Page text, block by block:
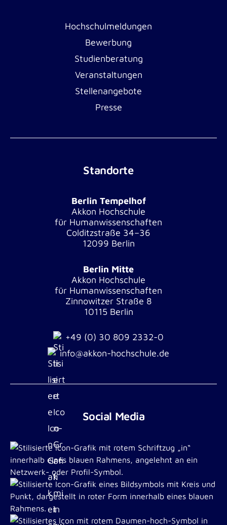
Hochschulmeldungen
Bewerbung
Studienberatung
Veranstaltungen
Stellenangebote
Presse
Standorte
Berlin Tempelhof
Akkon Hochschule
für Humanwissenschaften
Colditzstraße 34–36
12099 Berlin
Berlin Mitte
Akkon Hochschule
für Humanwissenschaften
Zinnowitzer Straße 8
10115 Berlin
+49 (0) 30 809 2332-0
info@akkon-hochschule.de
Social Media